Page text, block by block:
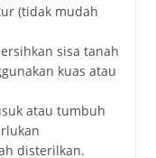
(tidak mudah
sisa tanah
kuas atau
atau tumbuh
disterilkan.